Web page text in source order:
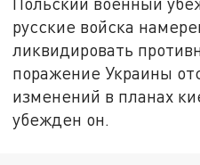
русские войска
ликвидировать
поражение Украины
изменений в планах
убежден он.